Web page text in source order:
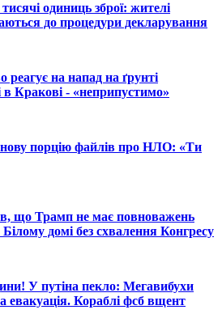
одиниць зброї: жителі
до процедури декларування
реагує на напад на ґрунті
в Кракові - «неприпустимо»
порцію файлів про НЛО: «Ти
що Трамп не має повноважень
домі без схвалення Конгресу
У путіна пекло: Мегавибухи
евакуація. Кораблі фсб вщент